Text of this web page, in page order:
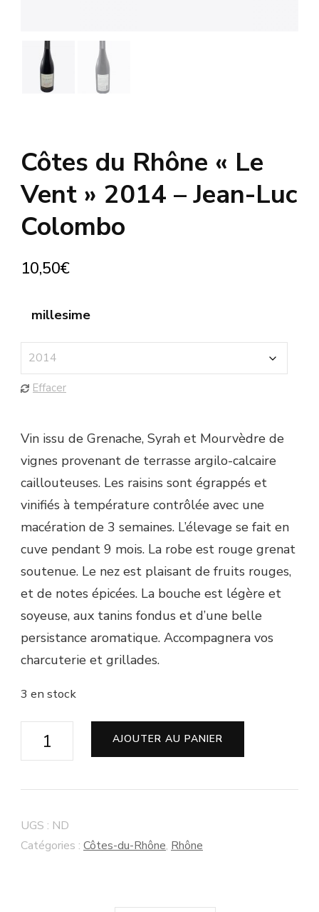
Côtes du Rhône « Le
Vent » 2014 – Jean-Luc
Colombo
10,50€
millesime
Effacer
Vin issu de Grenache, Syrah et Mourvèdre de
vignes provenant de terrasse argilo-calcaire
caillouteuses. Les raisins sont égrappés et
vinifiés à température contrôlée avec une
macération de 3 semaines. L’élevage se fait en
cuve pendant 9 mois. La robe est rouge grenat
soutenue. Le nez est plaisant de fruits rouges,
et de notes épicées. La bouche est légère et
soyeuse, aux tanins fondus et d’une belle
persistance aromatique. Accompagnera vos
charcuterie et grillades.
3 en stock
quantité
Rhône
"Le
AJOUTER AU PANIER
UGS : ND
Catégories : Côtes-du-Rhône, Rhône